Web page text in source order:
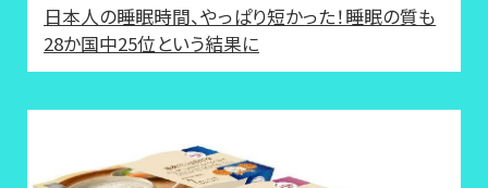
日本人の睡眠時間、やっぱり短かった！睡眠の質も
28か国中25位という結果に